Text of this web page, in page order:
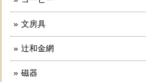
文房具
辻和金網
磁器